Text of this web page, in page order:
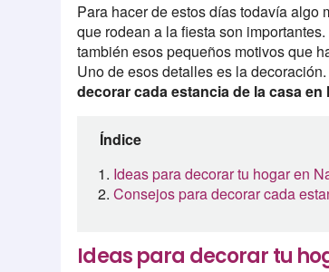
Para hacer de estos días todavía algo
que rodean a la fiesta son
también esos pequeños motivos que
Uno de esos detalles es la
decorar cada estancia de la casa en
Índice
Ideas para decorar tu hogar en
Consejos para decorar cada
Ideas para decorar tu